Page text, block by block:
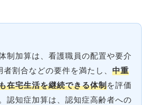
制加算は、看護職員の配置や要介
割合などの要件を満たし、 中重
在宅生活を継続できる体制を評価
認知症加算は、認知症高齢者への